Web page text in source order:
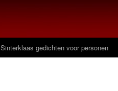
Sinterklaas gedichten voor personen